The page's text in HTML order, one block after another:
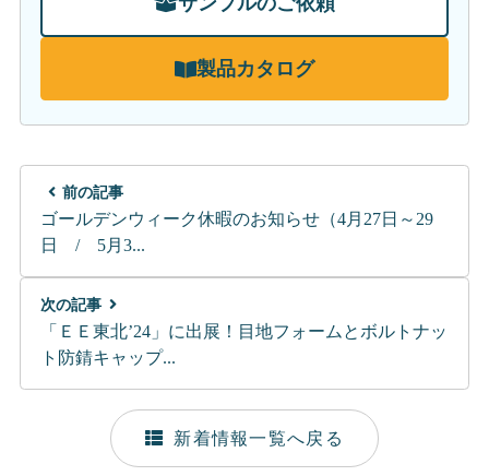
製品カタログ
前の記事
ゴールデンウィーク休暇のお知らせ（4月27日～29
日 / 5月3...
次の記事
「ＥＥ東北’24」に出展！目地フォームとボルトナッ
ト防錆キャップ...
新着情報一覧へ戻る